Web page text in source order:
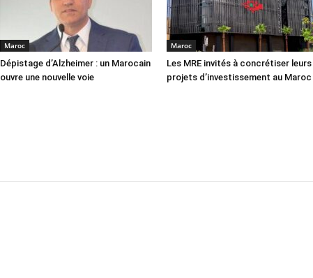
Maroc
Dépistage d’Alzheimer : un Marocain
ouvre une nouvelle voie
Maroc
Les MRE invités à concrétiser leurs
projets d’investissement au Maroc